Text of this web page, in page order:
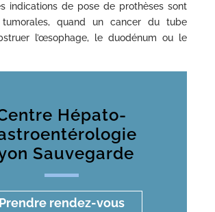
indications de pose de prothèses sont
tumorales, quand un cancer du tube
l’œsophage, le duodénum ou le
Hépato-
Sauvegarde
Prendre rendez-vous